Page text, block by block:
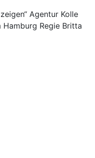
Agentur Kolle
Regie Britta